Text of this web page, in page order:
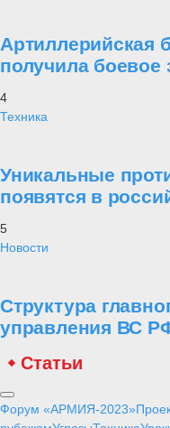
Артиллерийская
получила боевое
4
Техника
Уникальные
появятся в
5
Новости
Структура
управления ВС
Статьи
Форум «АРМИЯ-2023»